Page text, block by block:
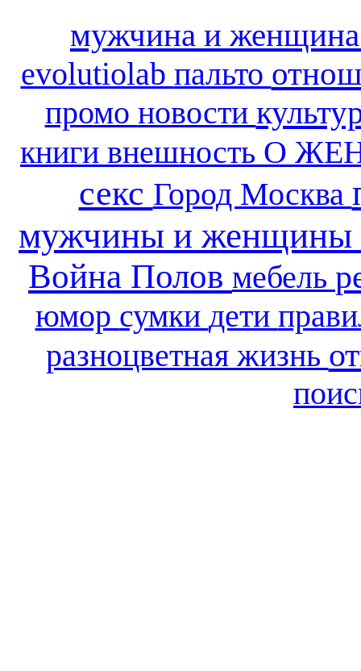
мужчина и
evolutiolab пальто
промо новости
книги внешность О
секс Город Москва
мужчины и женщины
Война Полов мебель
юмор сумки дети
разноцветная жизнь